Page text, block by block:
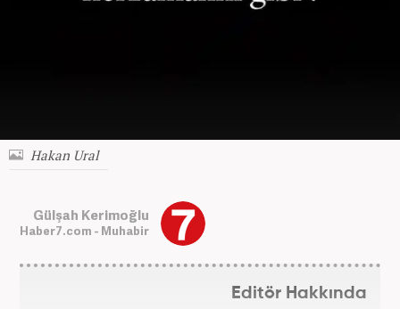
Hakan Ural
Gülşah Kerimoğlu
Haber7.com - Muhabir
Editör Hakkında